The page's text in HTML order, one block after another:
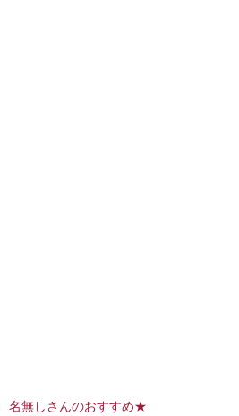
名無しさんのおすすめ★